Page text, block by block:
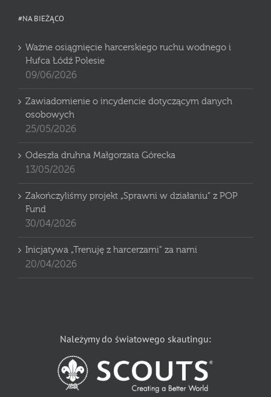
#NA BIEŻĄCO
Ważne osiągnięcie harcerskiego ruchu wodnego i
Hufca Łódź Polesie
09/06/2026
Zawiadomienie o incydencie dotyczącym danych
osobowych
25/05/2026
Odeszła druhna Małgorzata Górecka
13/05/2026
Zakończyliśmy projekt „Sprawni w działaniu” z POP
Fund
30/04/2026
Inicjatywa „Trenuję z harcerzami” za nami
20/04/2026
Należymy do światowego skautingu: